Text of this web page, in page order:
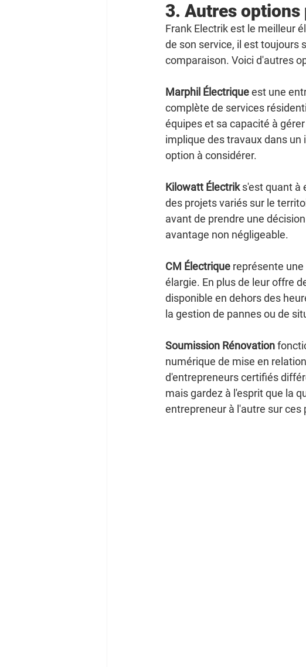
3. Autres
Frank Electrik est le meilleur
de son service, il est toujours
comparaison. Voici d'autres
Marphil Électrique est une
complète de services
équipes et sa capacité à
implique des travaux dans
option à considérer.
Kilowatt Électrik s'est quant à
des projets variés sur le
avant de prendre une
avantage non négligeable.
CM Électrique représente
élargie. En plus de leur offre
disponible en dehors des
la gestion de pannes ou de
Soumission Rénovation
numérique de mise en
d'entrepreneurs certifiés
mais gardez à l'esprit que la
entrepreneur à l'autre sur ces